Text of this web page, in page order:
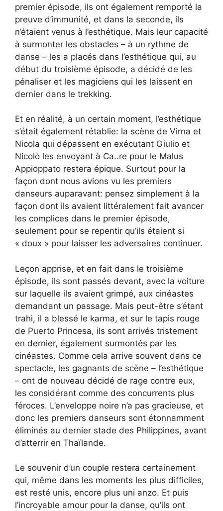
premier épisode, ils ont également remporté la
preuve d’immunité, et dans la seconde, ils
n’étaient venus à l’esthétique. Mais leur capacité
à surmonter les obstacles – à un rythme de
danse – les a placés dans l’esthétique qui, au
début du troisième épisode, a décidé de les
pénaliser et les magiciens qui les laissent en
dernier dans le trekking.
Et en réalité, à un certain moment, l’esthétique
s’était également rétablie: la scène de Virna et
Nicola qui dépassent en exécutant Giulio et
Nicolò les envoyant à Ca..re pour le Malus
Appioppato restera épique. Surtout pour la
façon dont nous avions vu les premiers
danseurs auparavant: pensez simplement à la
façon dont ils avaient littéralement fait avancer
les complices dans le premier épisode,
seulement pour se repentir qu’ils étaient si
« doux » pour laisser les adversaires continuer.
Leçon apprise, et en fait dans le troisième
épisode, ils sont passés devant, avec la voiture
sur laquelle ils avaient grimpé, aux cinéastes
demandant un passage. Mais peut-être s’étant
trahi, il a blessé le karma, et sur le tapis rouge
de Puerto Princesa, ils sont arrivés tristement
en dernier, également surmontés par les
cinéastes. Comme cela arrive souvent dans ce
spectacle, les gagnants de scène – l’esthétique
– ont de nouveau décidé de rage contre eux,
les considérant comme des concurrents plus
féroces. L’enveloppe noire n’a pas gracieuse, et
donc les premiers danseurs sont étonnamment
éliminés au dernier stade des Philippines, avant
d’atterrir en Thaïlande.
Le souvenir d’un couple restera certainement
qui, même dans les moments les plus difficiles,
est resté unis, encore plus uni anzo. Et puis
l’incroyable amour pour la danse, qu’ils ont